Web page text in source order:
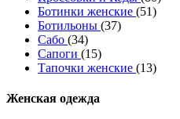
Ботинки женские (51)
Ботильоны (37)
Сабо (34)
Сапоги (15)
Тапочки женские (13)
Женская одежда